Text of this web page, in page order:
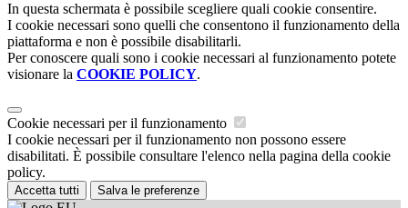
In questa schermata è possibile scegliere quali cookie consentire.
I cookie necessari sono quelli che consentono il funzionamento della
piattaforma e non è possibile disabilitarli.
Per conoscere quali sono i cookie necessari al funzionamento potete
visionare la COOKIE POLICY.
Cookie necessari per il funzionamento
I cookie necessari per il funzionamento non possono essere
disabilitati. È possibile consultare l'elenco nella pagina della cookie
policy.
Accetta tutti Salva le preferenze